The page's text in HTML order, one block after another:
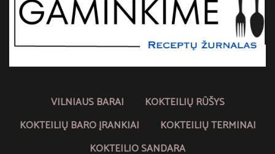
VILNIAUS BARAI
KOKTEILIŲ RŪŠYS
KOKTEILIŲ BARO ĮRANKIAI
KOKTEILIŲ TERMINAI
KOKTEILIO SANDARA